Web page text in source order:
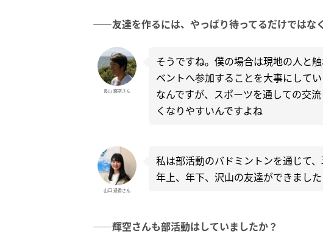
――友達を作るには、やっぱり待ってるだけではな
長山 輝空さん
そうですね。僕の場合は現地の人と
ベントへ参加することを大事にして
なんですが、スポーツを通しての交
くなりやすいんですよね
山口 遥香さん
私は部活動のバドミントンを通じて
年上、年下、沢山の友達ができました
――輝空さんも部活動はしていましたか？